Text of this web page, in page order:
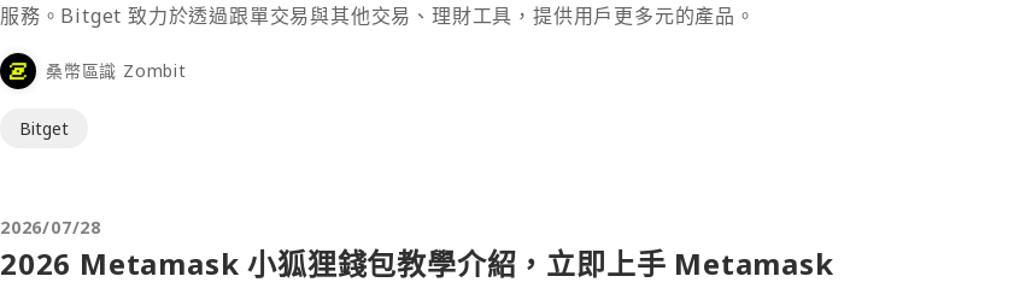
服務。Bitget 致力於透過跟單交易與其他交易、理財工具，提供用戶更多元的產品。
桑幣區識 Zombit
Bitget
2026/07/28
2026 Metamask 小狐狸錢包教學介紹，立即上手 Metamask